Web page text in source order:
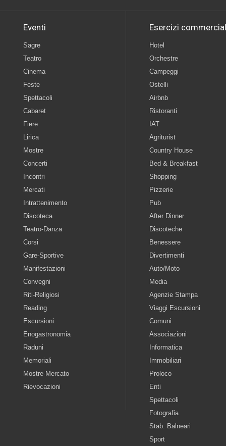
Eventi
Sagre
Teatro
Cinema
Feste
Spettacoli
Cabaret
Fiere
Lirica
Mostre
Concerti
Incontri
Mercati
Intrattenimento
Discoteca
Teatro-Danza
Corsi
Gare-Sportive
Manifestazioni
Convegni
Riti-Religiosi
Reading
Escursioni
Enogastronomia
Raduni
Memoriali
Mostre-Mercato
Rievocazioni
Esercizi
Hotel
Orchestre
Campeggi
Ostelli
Airbnb
Ristoranti
IAT
Agriturist
Country House
Bed & Breakfast
Shopping
Pizzerie
Pub
After Dinner
Discoteche
Benessere
Divertimenti
Auto/Moto
Media
Agenzie Stampa
Viaggi Escursioni
Comuni
Associazioni
Informatica
Immobiliari
Proloco
Enti
Spettacoli
Fotografia
Stab. Balneari
Sport